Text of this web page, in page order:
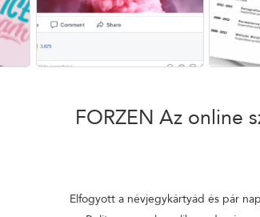
FORZEN Az online
Elfogyott a névjegykártyád és pár